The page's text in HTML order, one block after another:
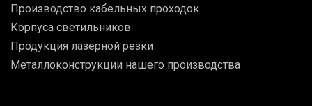
Производство кабельных проходок
Корпуса светильников
Продукция лазерной резки
Металлоконструкции нашего производства